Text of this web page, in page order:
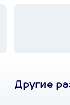
Другие